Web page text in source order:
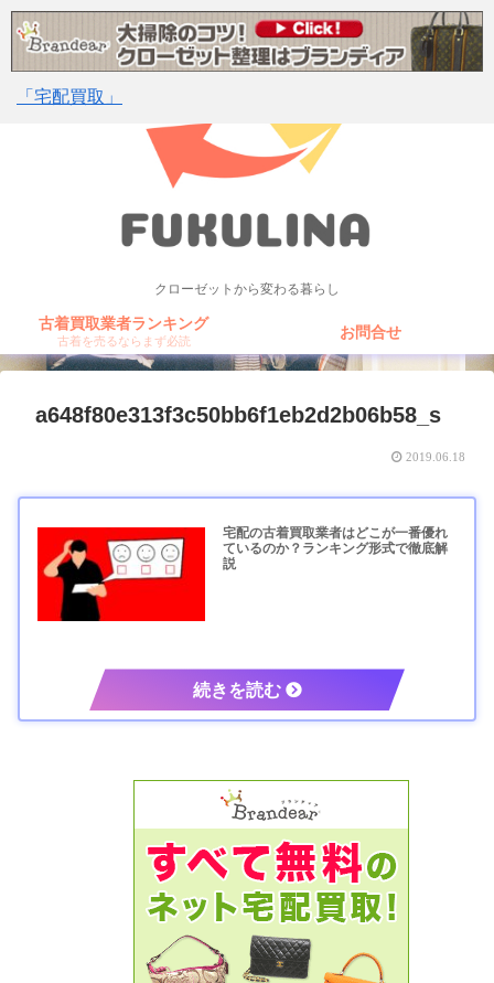
クローゼットから変わる暮らし
古着買取業者ランキング
古着を売るならまず必読 お問合せ
a648f80e313f3c50bb6f1eb2d2b06b58_s
2019.06.18
宅配の古着買取業者はどこが一番優れ
ているのか？ランキング形式で徹底解
説
「宅配買取」